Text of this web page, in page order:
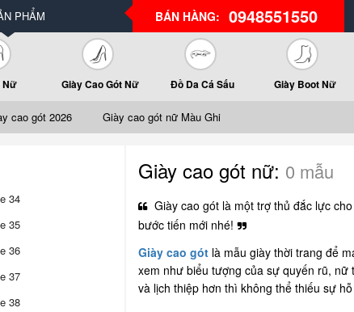
PHẨM BÁN HÀNG: 0948551550
Nữ Giày Cao Gót Nữ Đồ Da Cá Sấu Giày Boot Nữ
cao gót 2026 Giày cao gót nữ Màu Ghi
34
35
36
37
38
Giày cao gót nữ: 0 mẫu
Giày cao gót là một trợ thủ đắc lực
bước tiến mới nhé!
Giày cao gót là mẫu giày thời trang để
xem như biểu tượng của sự quyến rũ,
và lịch thiệp hơn thì không thể thiếu sự